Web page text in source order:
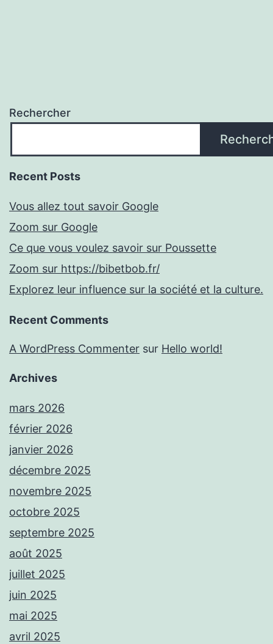
Rechercher
Recent Posts
Vous allez tout savoir Google
Zoom sur Google
Ce que vous voulez savoir sur Poussette
Zoom sur https://bibetbob.fr/
Explorez leur influence sur la société et la culture.
Recent Comments
A WordPress Commenter sur Hello world!
Archives
mars 2026
février 2026
janvier 2026
décembre 2025
novembre 2025
octobre 2025
septembre 2025
août 2025
juillet 2025
juin 2025
mai 2025
avril 2025